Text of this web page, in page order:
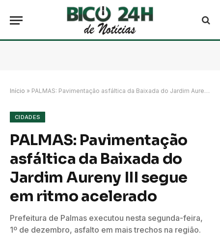
Início » PALMAS: Pavimentação asfáltica da Baixada do Jardim Aureny III segue em ritmo acelerado
CIDADES
PALMAS: Pavimentação
asfáltica da Baixada do
Jardim Aureny III segue
em ritmo acelerado
Prefeitura de Palmas executou nesta segunda-feira,
1º de dezembro, asfalto em mais trechos na região.